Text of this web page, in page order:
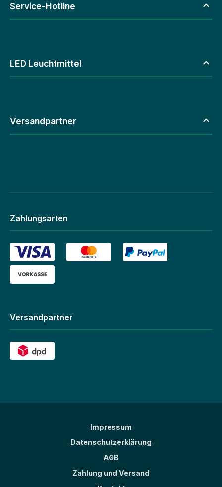
Service-Hotline
LED Leuchtmittel
Versandpartner
Zahlungsarten
Versandpartner
Impressum
Datenschutzerklärung
AGB
Zahlung und Versand